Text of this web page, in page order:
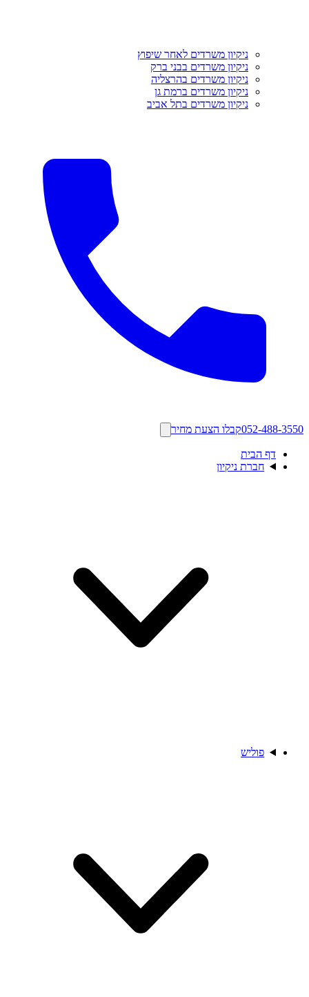
ניקיון משרדים לאחר שיפוץ
ניקיון משרדים בבני ברק
ניקיון משרדים בהרצליה
ניקיון משרדים ברמת גן
ניקיון משרדים בתל אביב
052-488-3550קבלו הצעת מחיר
דף הבית
חברת ניקיון
פוליש